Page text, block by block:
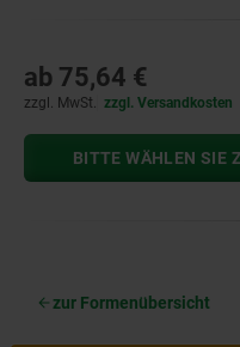
ab 75,64 €
zzgl. MwSt. zzgl. Versandkosten
BITTE WÄHLEN SIE
zur Formenübersicht